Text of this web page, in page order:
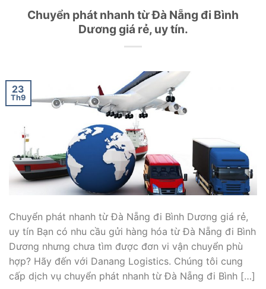
Chuyển phát nhanh từ Đà Nẵng đi Bình
Dương giá rẻ, uy tín.
23
Th9
Chuyển phát nhanh từ Đà Nẵng đi Bình Dương giá rẻ,
uy tín Bạn có nhu cầu gửi hàng hóa từ Đà Nẵng đi Bình
Dương nhưng chưa tìm được đơn vi vận chuyển phù
hợp? Hãy đến với Danang Logistics. Chúng tôi cung
cấp dịch vụ chuyển phát nhanh từ Đà Nẵng đi Bình […]